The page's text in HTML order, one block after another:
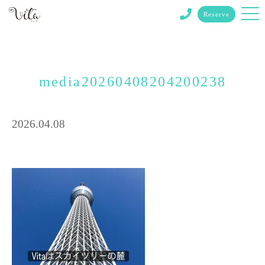
Reserve
media20260408204200238
2026.04.08